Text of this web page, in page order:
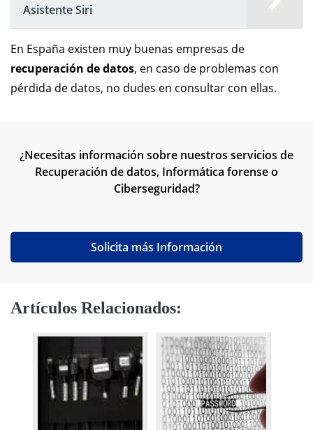
Asistente Siri
En España existen muy buenas empresas de
recuperación de datos, en caso de problemas con
pérdida de datos, no dudes en consultar con ellas.
¿Necesitas información sobre nuestros servicios de
Recuperación de datos, Informática forense o
Ciberseguridad?
Solicita más Información
Artículos Relacionados: